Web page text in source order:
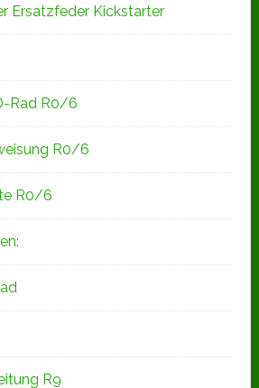
Ersatzfeder Kickstarter
Rad R0/6
R0/6
R0/6
R9